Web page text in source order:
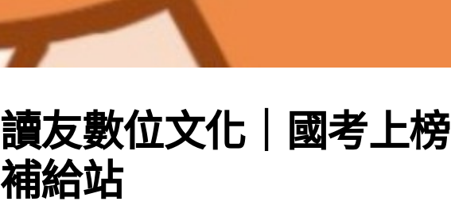
讀友數位文化｜國考上榜
補給站